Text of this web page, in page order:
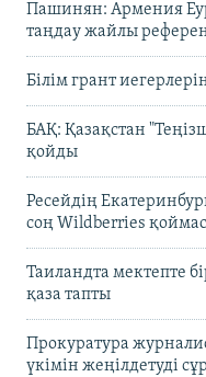
Пашинян: Армения
таңдау жайлы
Білім грант
БАҚ: Қазақстан
қойды
Ресейдің
соң Wildberries
Таиландта мектепте
қаза тапты
Прокуратура
үкімін жеңілдетуді